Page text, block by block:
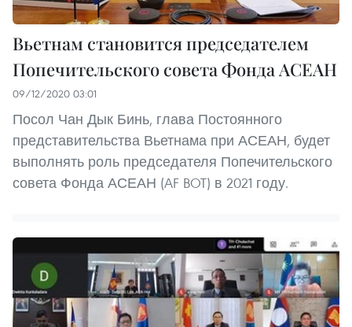
Вьетнам становится председателем
Попечительского совета Фонда АСЕАН
09/12/2020 03:01
Посол Чан Дык Бинь, глава Постоянного
представительства Вьетнама при АСЕАН, будет
выполнять роль председателя Попечительского
совета Фонда АСЕАН (AF BOT) в 2021 году.